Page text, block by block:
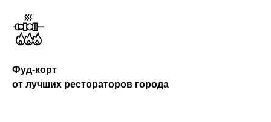
Фуд-корт
от лучших рестораторов города